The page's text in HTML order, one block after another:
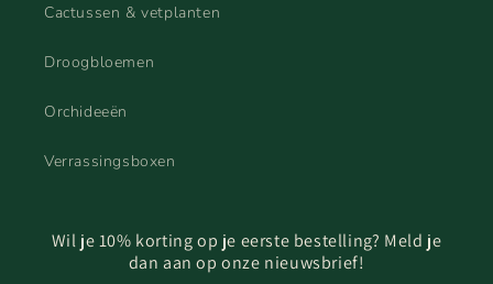
Cactussen & vetplanten
Droogbloemen
Orchideeën
Verrassingsboxen
Wil je 10% korting op je eerste bestelling? Meld je
dan aan op onze nieuwsbrief!